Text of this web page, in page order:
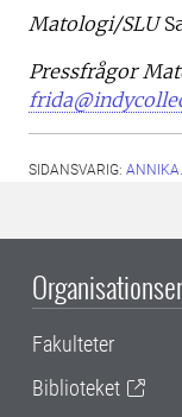
Matologi/SLU
Pressfrågor
SIDANSVARIG:
Fakulteter
Biblioteket